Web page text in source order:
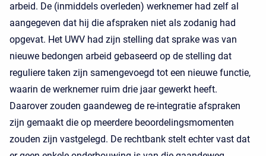
arbeid. De (inmiddels overleden) werknemer had zelf al
aangegeven dat hij die afspraken niet als zodanig had
opgevat. Het UWV had zijn stelling dat sprake was van
nieuwe bedongen arbeid gebaseerd op de stelling dat
reguliere taken zijn samengevoegd tot een nieuwe functie,
waarin de werknemer ruim drie jaar gewerkt heeft.
Daarover zouden gaandeweg de re-integratie afspraken
zijn gemaakt die op meerdere beoordelingsmomenten
zouden zijn vastgelegd. De rechtbank stelt echter vast dat